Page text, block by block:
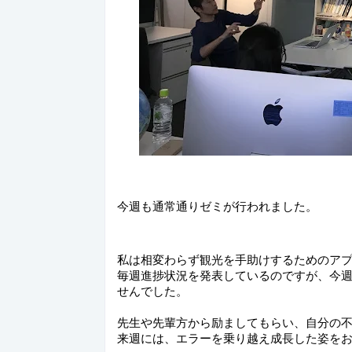
今週も通常通りゼミが行われました。
私は相変わらず観光を手助けするためのア
毎週進捗状況を発表しているのですが、今
せんでした。
先生や先輩方から励ましてもらい、自分の
来週には、エラーを乗り越え成長した姿を